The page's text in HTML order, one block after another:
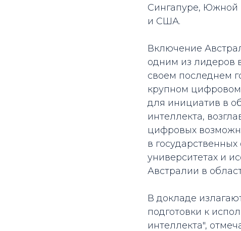
Сингапуре, Южной
и США.
Включение
одним из лидеров
своем последнем
крупном
для инициатив в
интеллекта,
цифровых
в
университетах и
Австралии в
В докладе
подготовки к
интеллекта",